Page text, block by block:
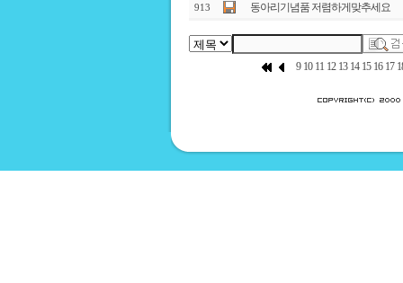
913 동아리기념품 저렴하게맞추세요
9 10 11 12 13 14 15 16 17